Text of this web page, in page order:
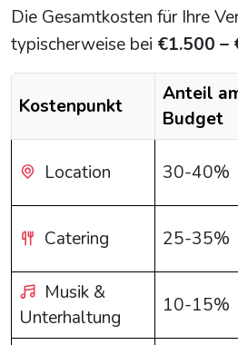
Die Gesamtkosten für Ihre
typischerweise bei €1.500 –
Kostenpunkt
Anteil
Budget
Location 30-40%
Catering 25-35%
Musik &
Unterhaltung
10-15%